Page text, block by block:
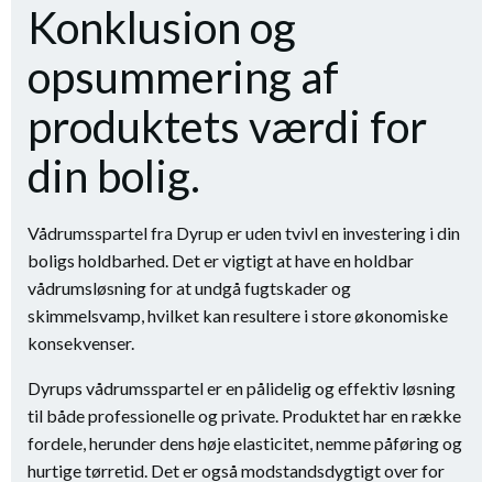
Konklusion og
opsummering af
produktets værdi for
din bolig.
Vådrumsspartel fra Dyrup er uden tvivl en investering i din
boligs holdbarhed. Det er vigtigt at have en holdbar
vådrumsløsning for at undgå fugtskader og
skimmelsvamp, hvilket kan resultere i store økonomiske
konsekvenser.
Dyrups vådrumsspartel er en pålidelig og effektiv løsning
til både professionelle og private. Produktet har en række
fordele, herunder dens høje elasticitet, nemme påføring og
hurtige tørretid. Det er også modstandsdygtigt over for